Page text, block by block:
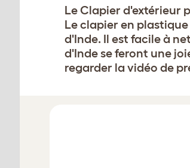
Le Clapier d'extérieur
Le clapier en
d'Inde. Il est facile à
d'Inde se feront une
regarder la vidéo de